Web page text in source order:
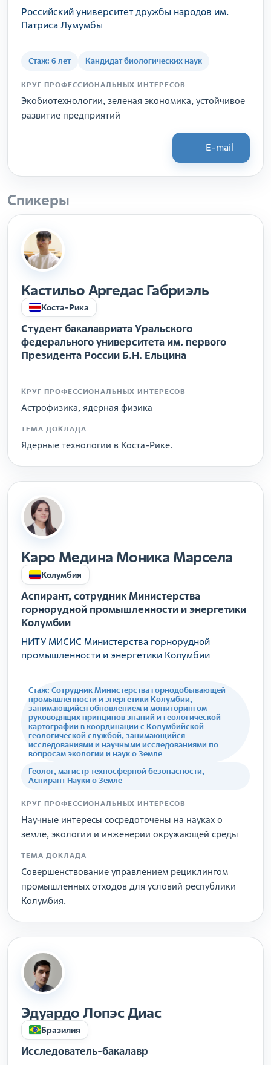
Российский университет дружбы народов им.
Патриса Лумумбы
Стаж: 6 лет Кандидат биологических наук
КРУГ ПРОФЕССИОНАЛЬНЫХ ИНТЕРЕСОВ
Экобиотехнологии, зеленая экономика, устойчивое
развитие предприятий
E-mail
Спикеры
Кастильо Аргедас Габриэль
Коста-Рика
Cтудент бакалавриата Уральского
федерального университета им. первого
Президента России Б.Н. Ельцина
КРУГ ПРОФЕССИОНАЛЬНЫХ ИНТЕРЕСОВ
Астрофизика, ядерная физика
ТЕМА ДОКЛАДА
Ядерные технологии в Коста-Рике.
Каро Медина Моника Марсела
Колумбия
Аспирант, сотрудник Министерства
горнорудной промышленности и энергетики
Колумбии
НИТУ МИСИС Министерства горнорудной
промышленности и энергетики Колумбии
Стаж: Coтрудник Министерства горнодобывающей
промышленности и энергетики Колумбии,
занимающийся обновлением и мониторингом
руководящих принципов знаний и геологической
картографии в координации с Колумбийской
геологической службой, занимающийся
исследованиями и научными исследованиями по
вопросам экологии и наук о Земле
Геолог, магистр техносферной безопасности,
Аспирант Науки о Земле
КРУГ ПРОФЕССИОНАЛЬНЫХ ИНТЕРЕСОВ
Научные интересы сосредоточены на науках о
земле, экологии и инженерии окружающей среды
ТЕМА ДОКЛАДА
Совершенствование управлением рециклингом
промышленных отходов для условий республики
Колумбия.
Эдуардо Лопэс Диас
Бразилия
Исследователь-бакалавр